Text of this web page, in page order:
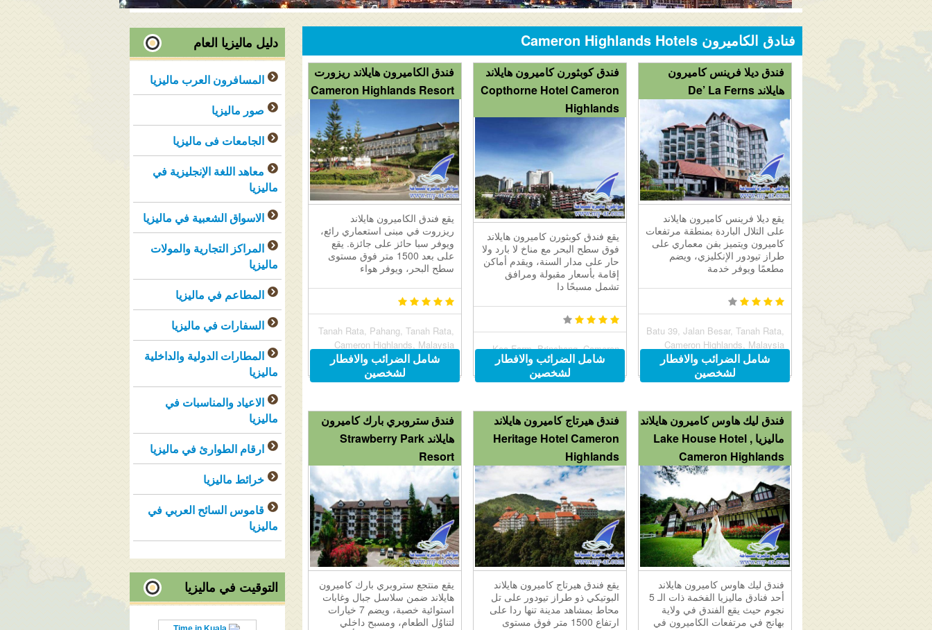
فنادق الكاميرون Cameron Highlands Hotels
فندق الكاميرون هايلاند ريزورت
Cameron Highlands Resort
يقع فندق الكاميرون هايلاند
ريزروت في مبنى استعماري رائع،
ويوفر سبا حائز على جائزة. يقع
على بعد 1500 متر فوق مستوى
سطح البحر، ويوفر هواء
Tanah Rata, Pahang, Tanah Rata,
Cameron Highlands, Malaysia
39000شامل الضرائب والافطار
لشخصين
فندق كوبثورن كاميرون هايلاند
Copthorne Hotel Cameron
Highlands
يقع فندق كوبثورن كاميرون هايلاند
فوق سطح البحر مع مناخ لا بارد ولا
حار على مدار السنة، ويقدم أماكن
إقامة بأسعار مقبولة ومرافق
تشمل مسبحًا دا
Kea Farm, Brinchang, Cameron
Highlands, Malaysia 39100
شامل الضرائب والافطار
لشخصين
فندق ديلا فرينس كاميرون
هايلاند De’ La Ferns
يقع ديلا فرينس كاميرون هايلاند
على التلال الباردة بمنطقة مرتفعات
كاميرون ويتميز بفن معماري على
طراز تيودور الإنكليزي، ويضم
مطعمًا ويوفر خدمة
Batu 39, Jalan Besar, Tanah Rata,
Cameron Highlands, Malaysia
39000شامل الضرائب والافطار
لشخصين
فندق ستروبري بارك كاميرون
هايلاند Strawberry Park
Resort
يقع منتجع ستروبري بارك كاميرون
هايلاند ضمن سلاسل جبال وغابات
استوائية خصبة، ويضم 7 خيارات
لتناوُل الطعام، ومسبح داخلي
فندق هيرتاج كاميرون هايلاند
Heritage Hotel Cameron
Highlands
يقع فندق هيرتاج كاميرون هايلاند
البوتيكي ذو طراز تيودور على تل
محاط بمشاهد مدينة تنها ردا على
ارتفاع 1500 متر فوق مستوى
فندق ليك هاوس كاميرون هايلاند
ماليزيا Lake House Hotel ,
Cameron Highlands
فندق ليك هاوس كاميرون هايلاند
أحد فنادق ماليزيا الفخمة ذات الـ 5
نجوم حيث يقع الفندق في ولاية
بهانج في مرتفعات الكاميرون في
دليل ماليزيا العام
المسافرون العرب ماليزيا
صور ماليزيا
الجامعات فى ماليزيا
معاهد اللغة الإنجليزية في
ماليزيا
الاسواق الشعبية في ماليزيا
المراكز التجارية والمولات
ماليزيا
المطاعم في ماليزيا
السفارات في ماليزيا
المطارات الدولية والداخلية
ماليزيا
الاعياد والمناسبات في
ماليزيا
ارقام الطوارئ في ماليزيا
خرائط ماليزيا
قاموس السائح العربي في
ماليزيا
التوقيت في ماليزيا